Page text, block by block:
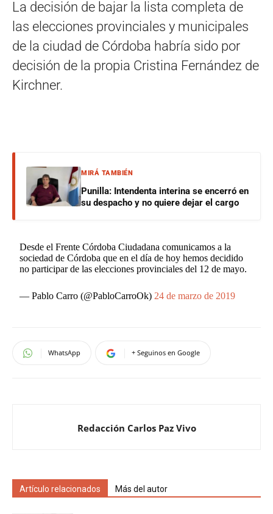
La decisión de bajar la lista completa de
las elecciones provinciales y municipales
de la ciudad de Córdoba habría sido por
decisión de la propia Cristina Fernández de
Kirchner.
MIRÁ TAMBIÉN
Punilla: Intendenta interina se encerró en
su despacho y no quiere dejar el cargo
Desde el Frente Córdoba Ciudadana comunicamos a la
sociedad de Córdoba que en el día de hoy hemos decidido
no participar de las elecciones provinciales del 12 de mayo.
— Pablo Carro (@PabloCarroOk) 24 de marzo de 2019
WhatsApp + Seguinos en Google
Redacción Carlos Paz Vivo
Artículo relacionados Más del autor